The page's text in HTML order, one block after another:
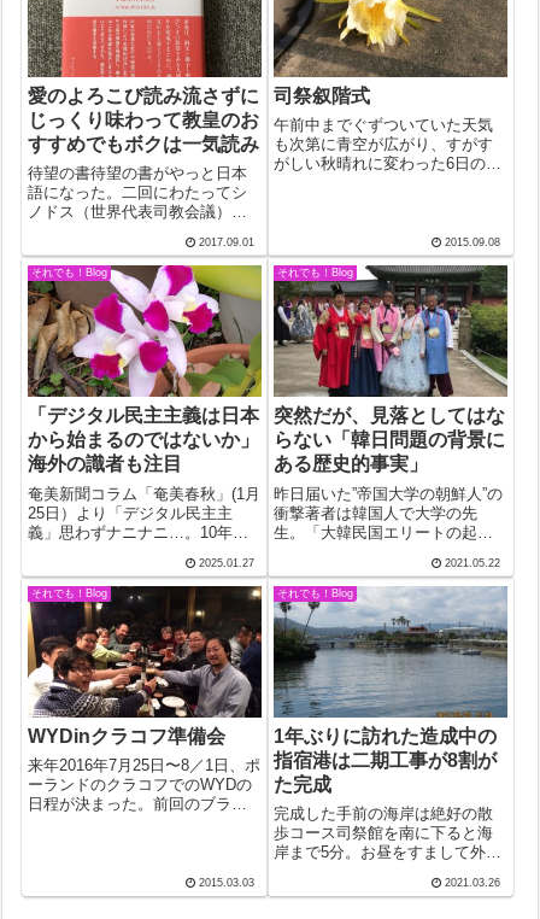
愛のよろこび読み流さずに
じっくり味わって教皇のお
すすめでもボクは一気読み
待望の書待望の書がやっと日本
語になった。二回にわたってシ
ノドス（世界代表司教会議）で
シノドス後に出される教皇文書
は使徒的勧告（教皇からのおす
すめ）と呼ばれ、今回は「愛の
よろこび」と題して８章からな
る２８０頁の長文...
2017.09.01
司祭叙階式
午前中までぐずついていた天気
も次第に青空が広がり、すがす
がしい秋晴れに変わった6日の日
ない。かれこれ7年ほどにもなる
だろうか、「日本で司祭になり
たい。司教...
2015.09.08
それでも！Blog
「デジタル民主主義は日本
から始まるのではないか」
海外の識者も注目
奄美新聞コラム「奄美春秋」(1月
25日）より「デジタル民主主
義」思わずナニナニ…。10年前
ョイン」を参考にしたという。
政策のアイデアを市民が投稿で
きるもので、5000件集まったら
政府が検討することになってい
るとい...
2025.01.27
それでも！Blog
突然だが、見落としてはな
らない「韓日問題の背景に
ある歴史的事実」
昨日届いた”帝国大学の朝鮮人”の
衝撃著者は韓国人で大学の先
生。「大韓民国エリートの起
購入したのだが、プロローグを
読んだだけで、これまでの自分
を恥じた。「日本が長く占領し
た国はどこも発展している。」
実際そうかもしれ...
2021.05.22
それでも！Blog
WYDinクラコフ準備会
来年2016年7月25日〜8／1日、ポ
ーランドのクラコフでのWYDの
日程が決まった。前回のブラジ
のスペイン大会と似た条件なの
で当時の教訓を生かしたい。そ
2015.03.03
それでも！Blog
1年ぶりに訪れた造成中の
指宿港は二期工事が8割が
た完成
完成した手前の海岸は絶好の散
歩コース司祭館を南に下ると海
岸まで5分。お昼をすまして外に
たが、今日は久しぶりに海を見
2021.03.26